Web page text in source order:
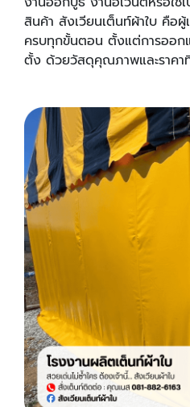
สินค้า สังเวียนเต็นท์ผ้าใบ คือ
ครบทุกขั้นตอน ตั้งแต่การออ
ตั้ง ด้วยวัสดุคุณภาพและราคา